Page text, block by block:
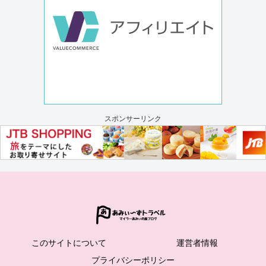
スポンサーリンク
このサイトについて
運営者情報
プライバシーポリシー